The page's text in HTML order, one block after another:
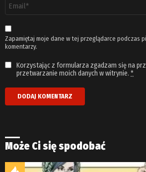
email
*
Zapamiętaj moje dane w tej przeglądarce podczas
komentarzy.
Korzystając z formularza zgadzam się na
przetwarzanie moich danych w witrynie. *
Może Ci się spodobać